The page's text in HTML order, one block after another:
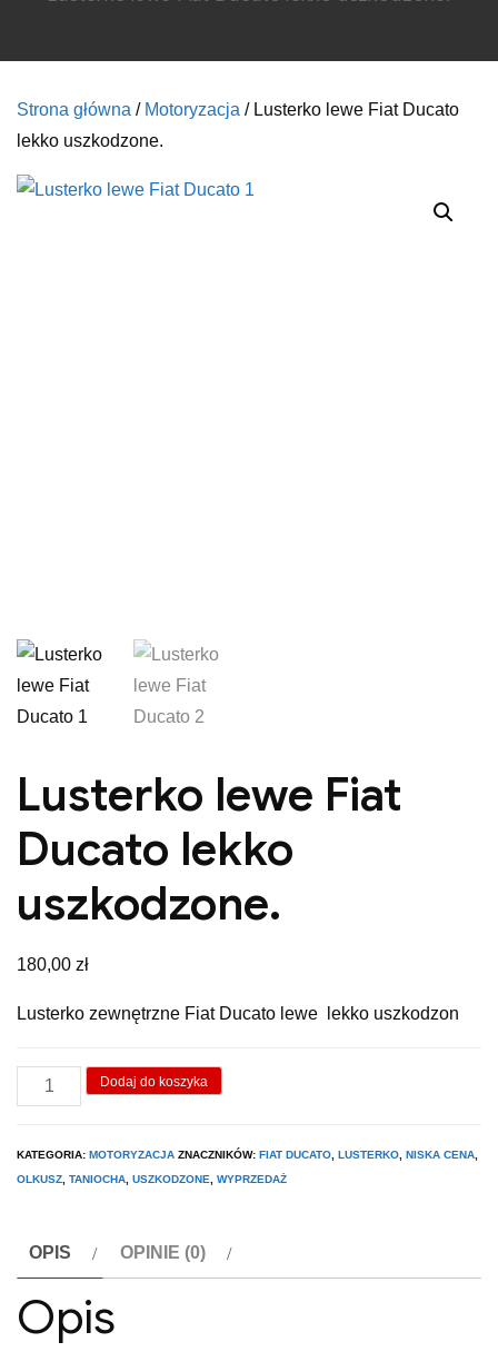
Strona główna / Motoryzacja / Lusterko lewe Fiat Ducato
lekko uszkodzone.
Lusterko lewe Fiat
Ducato lekko
uszkodzone.
180,00 zł
Lusterko zewnętrzne Fiat Ducato lewe lekko uszkodzon
ilość
Lusterko
Fiat
Dodaj do koszyka
KATEGORIA: MOTORYZACJA ZNACZNIKÓW: FIAT DUCATO LUSTERKO NISKA CENA
OLKUSZ TANIOCHA USZKODZONE WYPRZEDAŻ
OPIS OPINIE (0)
Opis